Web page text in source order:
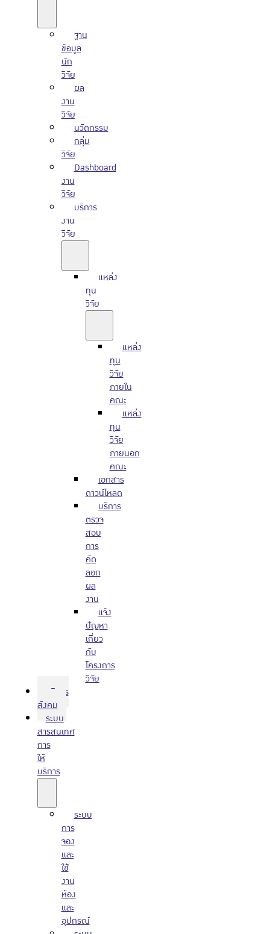
ฐาน
ข้อมูล
นัก
วิจัย
ผล
งาน
วิจัย
นวัตกรรม
กลุ่ม
วิจัย
Dashboard
งาน
วิจัย
บริการ
งาน
วิจัย
แหล่ง
ทุน
วิจัย
แหล่ง
ทุน
วิจัย
ภายใน
คณะ
แหล่ง
ทุน
วิจัย
ภายนอก
คณะ
เอกสาร
ดาวน์โหลด
บริการ
ตรวจ
สอบ
การ
คัด
ลอก
ผล
งาน
แจ้ง
ปัญหา
เกี่ยว
กับ
โครงการ
วิจัย
บริการ
สังคม
ระบบ
สารสนเทศ
การ
ให้
บริการ
ระบบ
การ
จอง
และ
ใช้
งาน
ห้อง
และ
อุปกรณ์